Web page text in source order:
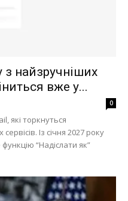
з найзручніших
вже у...
0
які торкнуться
Із січня 2027 року
“Надіслати як”